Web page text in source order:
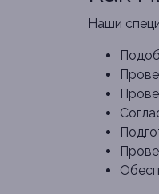
Наши